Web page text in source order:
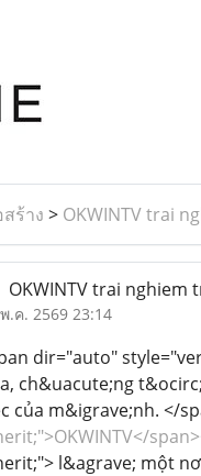
ร้าง > OKWINTV trai
OKWINTV trai
.ค. 2569 23:14
dir="auto"
ch&uacute;ng
của m&igrave;nh. </
l&agrave; một